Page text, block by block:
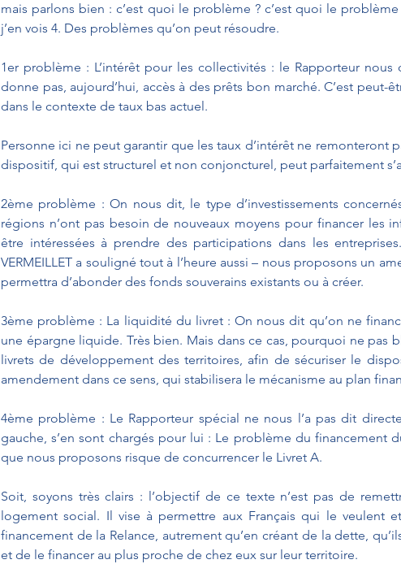
mais parlons bien : c’est quoi le problème ? c’est quoi le
j’en vois 4. Des problèmes qu’on peut résoudre.
1er problème : L’intérêt pour les collectivités : le Rapporteur
donne pas, aujourd’hui, accès à des prêts bon marché. C’est peut-
dans le contexte de taux bas actuel.
Personne ici ne peut garantir que les taux d’intérêt ne remonteront
dispositif, qui est structurel et non conjoncturel, peut parfaitement
2ème problème : On nous dit, le type d’investissements
régions n’ont pas besoin de nouveaux moyens pour financer les
être intéressées à prendre des participations dans les
VERMEILLET a souligné tout à l’heure aussi – nous proposons un
permettra d’abonder des fonds souverains existants ou à créer.
3ème problème : La liquidité du livret : On nous dit qu’on ne
une épargne liquide. Très bien. Mais dans ce cas, pourquoi ne pas
livrets de développement des territoires, afin de sécuriser le
amendement dans ce sens, qui stabilisera le mécanisme au plan
4ème problème : Le Rapporteur spécial ne nous l’a pas dit
gauche, s’en sont chargés pour lui : Le problème du financement
que nous proposons risque de concurrencer le Livret A.
Soit, soyons très clairs : l’objectif de ce texte n’est pas de
logement social. Il vise à permettre aux Français qui le veulent
financement de la Relance, autrement qu’en créant de la dette,
et de le financer au plus proche de chez eux sur leur territoire.